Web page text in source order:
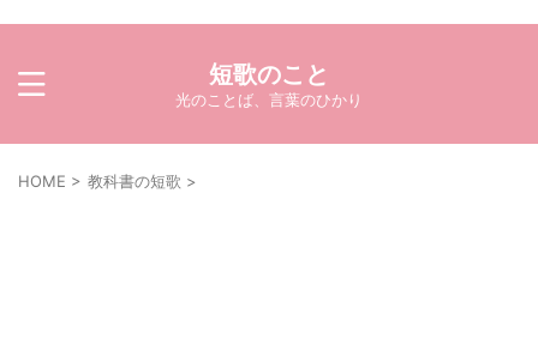
短歌のこと
光のことば、言葉のひかり
HOME > 教科書の短歌 >